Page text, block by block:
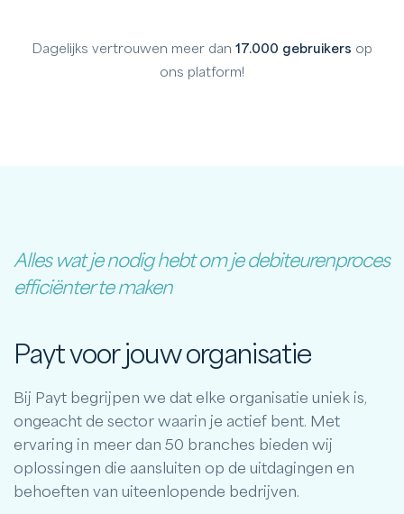
Dagelijks vertrouwen meer dan 17.000 gebruikers op
ons platform!
Alles wat je nodig hebt om je debiteurenproces
efficiënter te maken
Payt voor jouw organisatie
Bij Payt begrijpen we dat elke organisatie uniek is,
ongeacht de sector waarin je actief bent. Met
ervaring in meer dan 50 branches bieden wij
oplossingen die aansluiten op de uitdagingen en
behoeften van uiteenlopende bedrijven.